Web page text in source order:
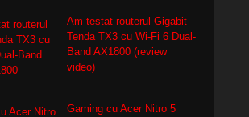
Am testat routerul Gigabit
Tenda TX3 cu Wi-Fi 6 Dual-
Band AX1800 (review
video)
Gaming cu Acer Nitro 5